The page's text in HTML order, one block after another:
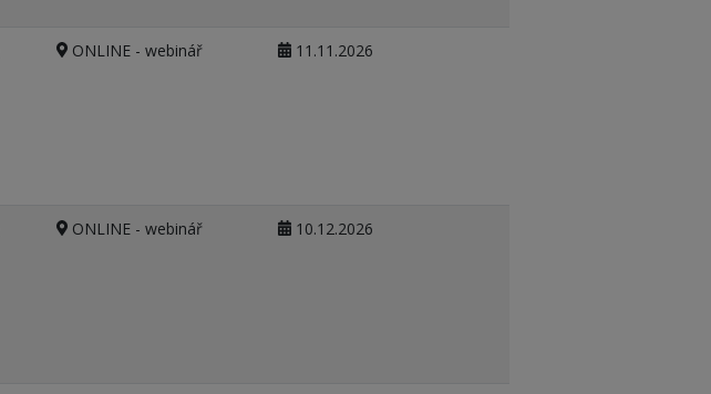
ONLINE - webinář 11.11.2026
ONLINE - webinář 10.12.2026